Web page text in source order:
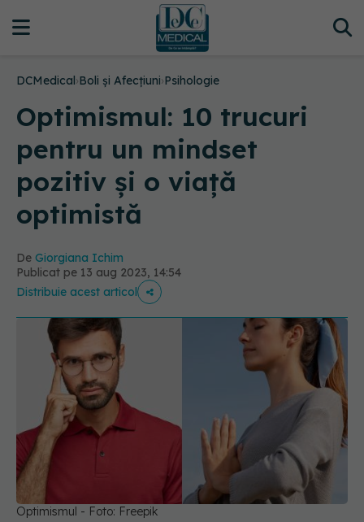
DCMedical›Boli și Afecțiuni›Psihologie
Optimismul: 10 trucuri
pentru un mindset
pozitiv și o viață
optimistă
De Giorgiana Ichim
Publicat pe 13 aug 2023, 14:54
Distribuie acest articol
Optimismul - Foto: Freepik